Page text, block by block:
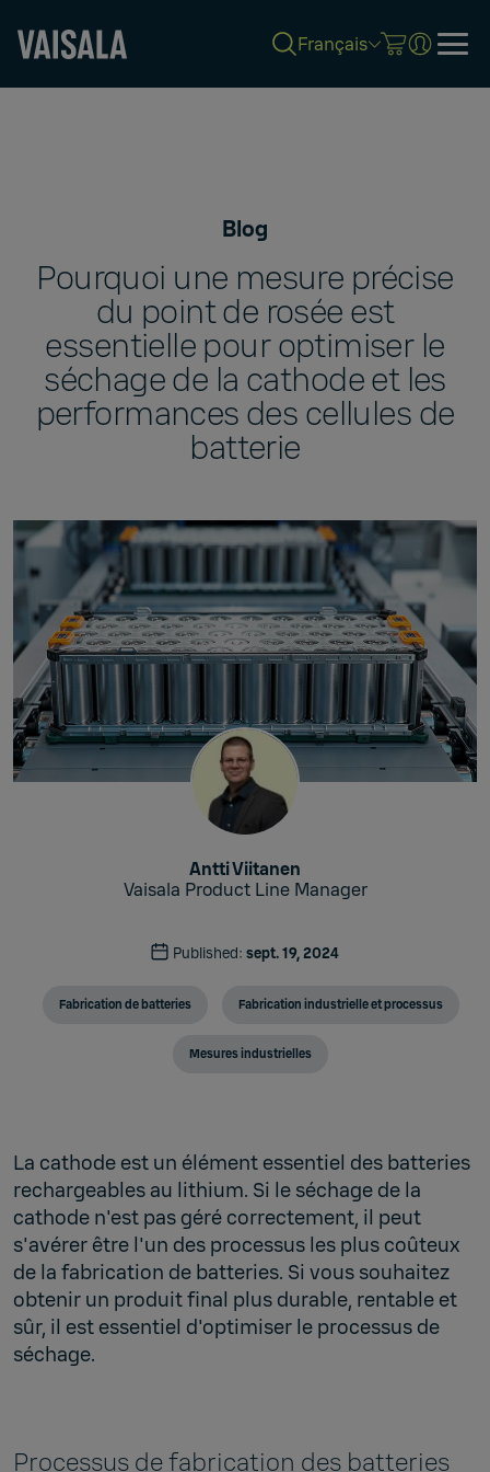
Français
Blog
Pourquoi une mesure précise
du point de rosée est
essentielle pour optimiser le
séchage de la cathode et les
performances des cellules de
batterie
Antti Viitanen
Vaisala Product Line Manager
Published: sept. 19, 2024
Fabrication de batteries Fabrication industrielle et processus
Mesures industrielles
La cathode est un élément essentiel des batteries
rechargeables au lithium. Si le séchage de la
cathode n'est pas géré correctement, il peut
s'avérer être l'un des processus les plus coûteux
de la fabrication de batteries. Si vous souhaitez
obtenir un produit final plus durable, rentable et
sûr, il est essentiel d'optimiser le processus de
séchage.
Processus de fabrication des batteries